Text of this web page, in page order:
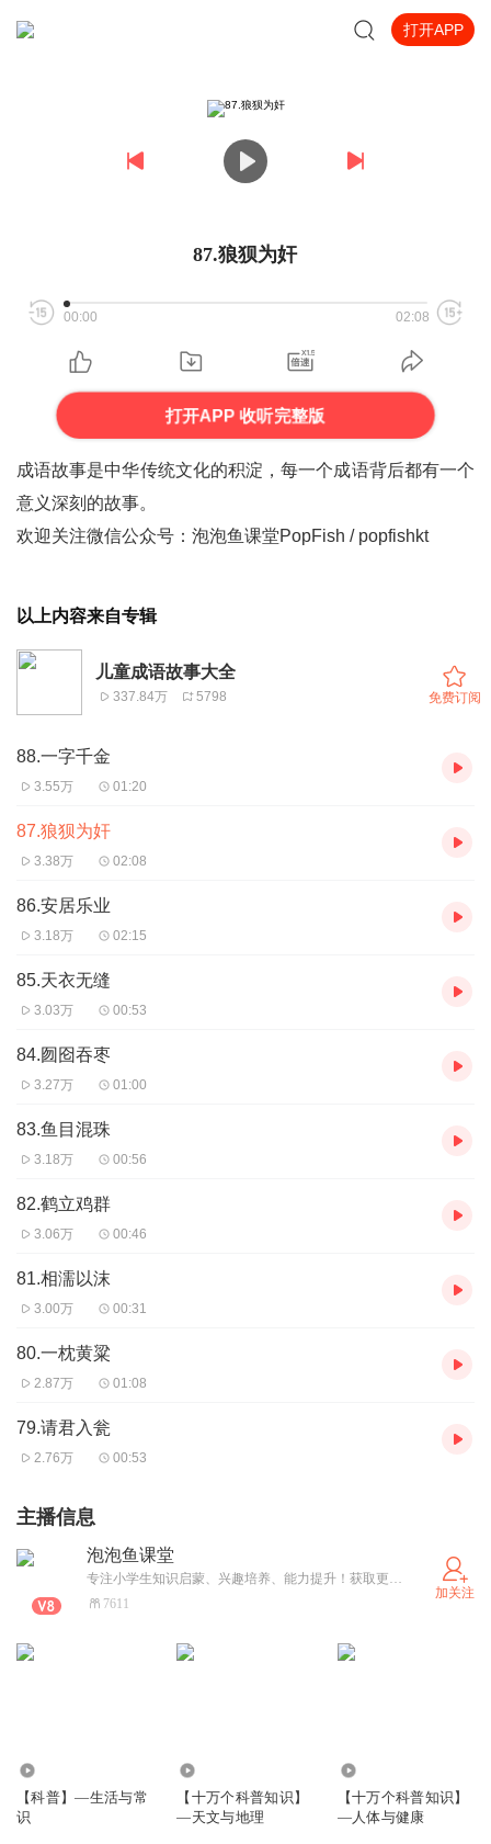
打开APP
87.狼狈为奸
00:00 02:08
打开APP 收听完整版
成语故事是中华传统文化的积淀，每一个成语背后都有一个
意义深刻的故事。
欢迎关注微信公众号：泡泡鱼课堂PopFish / popfishkt
以上内容来自专辑
儿童成语故事大全
337.84万 5798 免费订阅
88.一字千金
3.55万 01:20
87.狼狈为奸
3.38万 02:08
86.安居乐业
3.18万 02:15
85.天衣无缝
3.03万 00:53
84.囫囵吞枣
3.27万 01:00
83.鱼目混珠
3.18万 00:56
82.鹤立鸡群
3.06万 00:46
81.相濡以沫
3.00万 00:31
80.一枕黄粱
2.87万 01:08
79.请君入瓮
2.76万 00:53
主播信息
泡泡鱼课堂
专注小学生知识启蒙、兴趣培养、能力提升！获取更多精彩好课，请关注公众号：泡泡鱼课堂～
7611
加关注
【科普】—生活与常
识
【十万个科普知识】
—天文与地理
【十万个科普知识】
—人体与健康